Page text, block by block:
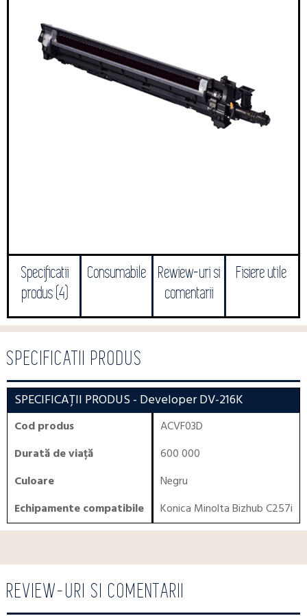
Specificatii
produs (4)
Consumabile
Rewiew-uri si
comentarii
Fisiere utile
SPECIFICATII PRODUS
SPECIFICAȚII PRODUS - Developer DV-216K
Cod produs
ACVF03D
Durată de viață
600 000
Culoare
Negru
Echipamente compatibile
Konica Minolta Bizhub C257i
REVIEW-URI SI COMENTARII